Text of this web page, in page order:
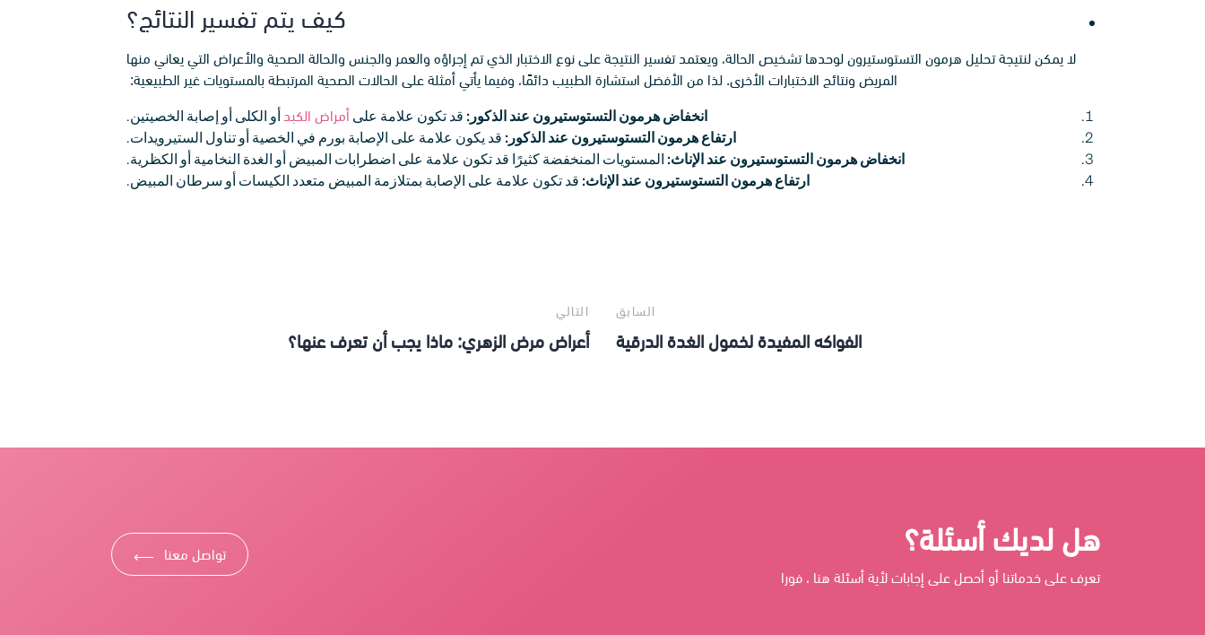
كيف يتم تفسير النتائج؟
لا يمكن لنتيجة تحليل هرمون التستوستيرون لوحدها تشخيص الحالة، ويعتمد تفسير النتيجة على نوع الاختبار الذي تم إجراؤه والعمر والجنس والحالة الصحية والأعراض التي يعاني منها
المريض ونتائج الاختبارات الأخرى. لذا من الأفضل استشارة الطبيب دائمًا، وفيما يأتي أمثلة على الحالات الصحية المرتبطة بالمستويات غير الطبيعية:
انخفاض هرمون التستوستيرون عند الذكور: قد تكون علامة علىأمراض الكبدأو الكلى أو إصابة الخصيتين.
ارتفاع هرمون التستوستيرون عند الذكور: قد يكون علامة على الإصابة بورم في الخصية أو تناول الستيرويدات.
انخفاض هرمون التستوستيرون عند الإناث: المستويات المنخفضة كثيرًا قد تكون علامة على اضطرابات المبيض أو الغدة النخامية أو الكظرية.
ارتفاع هرمون التستوستيرون عند الإناث: قد تكون علامة على الإصابة بمتلازمة المبيض متعدد الكيسات أو سرطان المبيض.
السابق
الفواكه المفيدة لخمول الغدة الدرقية
التالي
أعراض مرض الزهري: ماذا يجب أن تعرف عنها؟
هل لديك أسئلة؟
تعرف على خدماتنا أو أحصل على إجابات لأية أسئلة هنا ، فورا
تواصل معنا ⟶